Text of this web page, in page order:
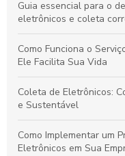
Guia essencial para o
eletrônicos e coleta
Como Funciona o
Ele Facilita Sua Vida
Coleta de Eletrônicos:
e Sustentável
Como Implementar um
Eletrônicos em Sua